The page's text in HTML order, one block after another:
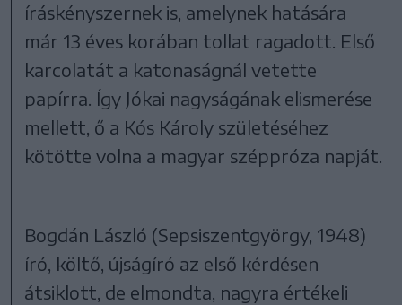
íráskényszernek is, amelynek hatására
már 13 éves korában tollat ragadott. Első
karcolatát a katonaságnál vetette
papírra. Így Jókai nagyságának elismerése
mellett, ő a Kós Károly születéséhez
kötötte volna a magyar széppróza napját.
Bogdán László (Sepsiszentgyörgy, 1948)
író, költő, újságíró az első kérdésen
átsiklott, de elmondta, nagyra értékeli